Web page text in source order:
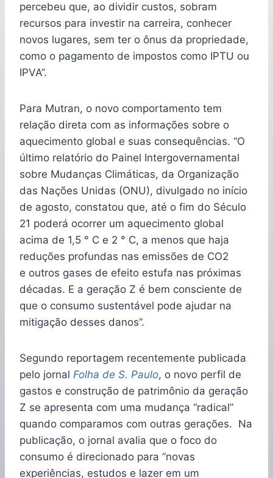
percebeu que, ao dividir custos, sobram
recursos para investir na carreira, conhecer
novos lugares, sem ter o ônus da propriedade,
como o pagamento de impostos como IPTU ou
IPVA”.
Para Mutran, o novo comportamento tem
relação direta com as informações sobre o
aquecimento global e suas consequências. “O
último relatório do Painel Intergovernamental
sobre Mudanças Climáticas, da Organização
das Nações Unidas (ONU), divulgado no início
de agosto, constatou que, até o fim do Século
21 poderá ocorrer um aquecimento global
acima de 1,5 ° C e 2 ° C, a menos que haja
reduções profundas nas emissões de CO2
e outros gases de efeito estufa nas próximas
décadas. E a geração Z é bem consciente de
que o consumo sustentável pode ajudar na
mitigação desses danos”.
Segundo reportagem recentemente publicada
pelo jornal Folha de S. Paulo, o novo perfil de
gastos e construção de patrimônio da geração
Z se apresenta com uma mudança “radical”
quando comparamos com outras gerações. Na
publicação, o jornal avalia que o foco do
consumo é direcionado para “novas
experiências, estudos e lazer em um